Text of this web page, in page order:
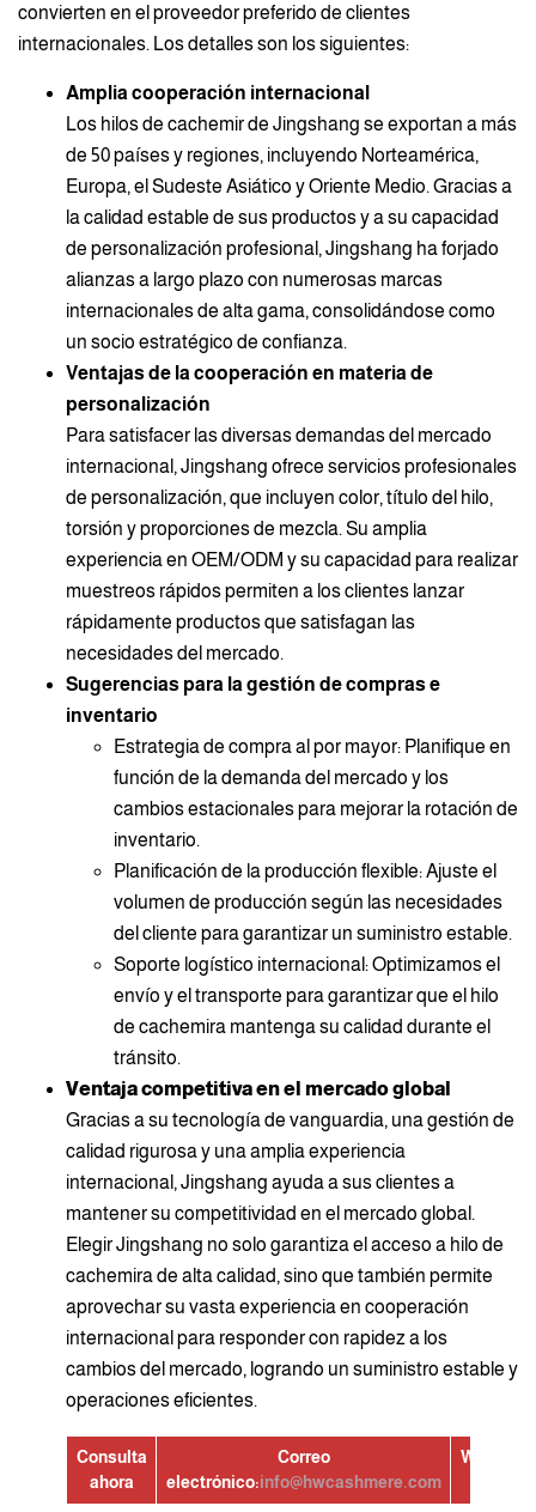
convierten en el proveedor preferido de clientes
internacionales. Los detalles son los siguientes:
Amplia cooperación internacional
Los hilos de cachemir de Jingshang se exportan a más
de 50 países y regiones, incluyendo Norteamérica,
Europa, el Sudeste Asiático y Oriente Medio. Gracias a
la calidad estable de sus productos y a su capacidad
de personalización profesional, Jingshang ha forjado
alianzas a largo plazo con numerosas marcas
internacionales de alta gama, consolidándose como
un socio estratégico de confianza.
Ventajas de la cooperación en materia de
personalización
Para satisfacer las diversas demandas del mercado
internacional, Jingshang ofrece servicios profesionales
de personalización, que incluyen color, título del hilo,
torsión y proporciones de mezcla. Su amplia
experiencia en OEM/ODM y su capacidad para realizar
muestreos rápidos permiten a los clientes lanzar
rápidamente productos que satisfagan las
necesidades del mercado.
Sugerencias para la gestión de compras e
inventario
Estrategia de compra al por mayor: Planifique en
función de la demanda del mercado y los
cambios estacionales para mejorar la rotación de
inventario.
Planificación de la producción flexible: Ajuste el
volumen de producción según las necesidades
del cliente para garantizar un suministro estable.
Soporte logístico internacional: Optimizamos el
envío y el transporte para garantizar que el hilo
de cachemira mantenga su calidad durante el
tránsito.
Ventaja competitiva en el mercado global
Gracias a su tecnología de vanguardia, una gestión de
calidad rigurosa y una amplia experiencia
internacional, Jingshang ayuda a sus clientes a
mantener su competitividad en el mercado global.
Elegir Jingshang no solo garantiza el acceso a hilo de
cachemira de alta calidad, sino que también permite
aprovechar su vasta experiencia en cooperación
internacional para responder con rapidez a los
cambios del mercado, logrando un suministro estable y
operaciones eficientes.
Consulta
ahora
Correo
electrónico:info@hwcashmere.com